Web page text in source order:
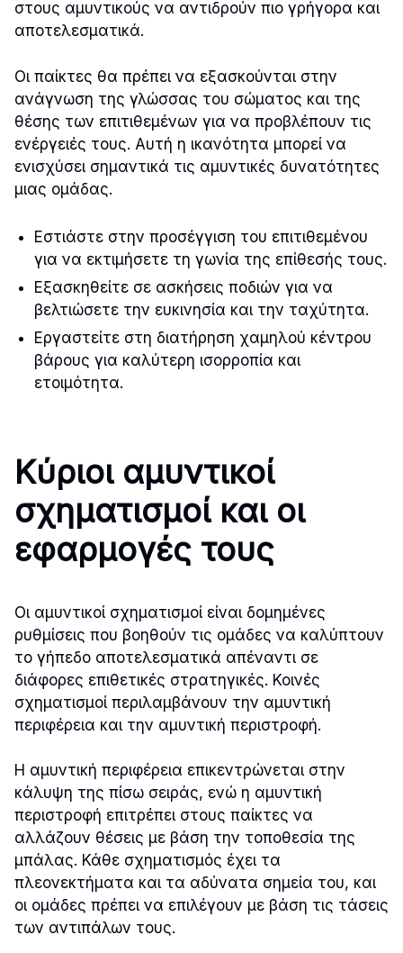
στους αμυντικούς να αντιδρούν πιο γρήγορα και
αποτελεσματικά.
Οι παίκτες θα πρέπει να εξασκούνται στην
ανάγνωση της γλώσσας του σώματος και της
θέσης των επιτιθεμένων για να προβλέπουν τις
ενέργειές τους. Αυτή η ικανότητα μπορεί να
ενισχύσει σημαντικά τις αμυντικές δυνατότητες
μιας ομάδας.
Εστιάστε στην προσέγγιση του επιτιθεμένου
για να εκτιμήσετε τη γωνία της επίθεσής τους.
Εξασκηθείτε σε ασκήσεις ποδιών για να
βελτιώσετε την ευκινησία και την ταχύτητα.
Εργαστείτε στη διατήρηση χαμηλού κέντρου
βάρους για καλύτερη ισορροπία και
ετοιμότητα.
Κύριοι αμυντικοί
σχηματισμοί και οι
εφαρμογές τους
Οι αμυντικοί σχηματισμοί είναι δομημένες
ρυθμίσεις που βοηθούν τις ομάδες να καλύπτουν
το γήπεδο αποτελεσματικά απέναντι σε
διάφορες επιθετικές στρατηγικές. Κοινές
σχηματισμοί περιλαμβάνουν την αμυντική
περιφέρεια και την αμυντική περιστροφή.
Η αμυντική περιφέρεια επικεντρώνεται στην
κάλυψη της πίσω σειράς, ενώ η αμυντική
περιστροφή επιτρέπει στους παίκτες να
αλλάζουν θέσεις με βάση την τοποθεσία της
μπάλας. Κάθε σχηματισμός έχει τα
πλεονεκτήματα και τα αδύνατα σημεία του, και
οι ομάδες πρέπει να επιλέγουν με βάση τις τάσεις
των αντιπάλων τους.